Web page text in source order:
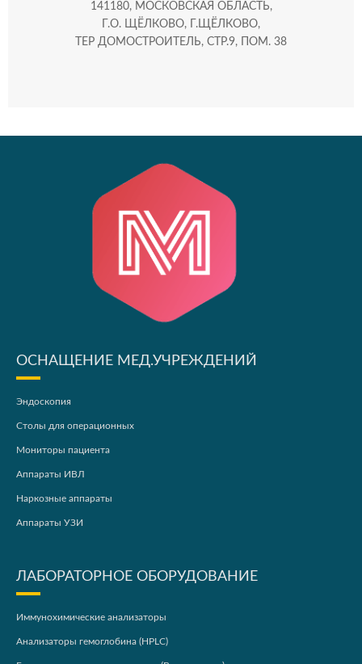
141180, МОСКОВСКАЯ ОБЛАСТЬ,
Г.О. ЩЁЛКОВО, Г.ЩЁЛКОВО,
ТЕР ДОМОСТРОИТЕЛЬ, СТР.9, ПОМ. 38
ОСНАЩЕНИЕ МЕД.УЧРЕЖДЕНИЙ
Эндоскопия
Столы для операционных
Мониторы пациента
Аппараты ИВЛ
Наркозные аппараты
Аппараты УЗИ
ЛАБОРАТОРНОЕ ОБОРУДОВАНИЕ
Иммунохимические анализаторы
Анализаторы гемоглобина (HPLC)